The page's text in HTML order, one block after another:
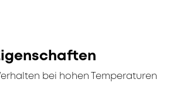
bei hohen Temperaturen